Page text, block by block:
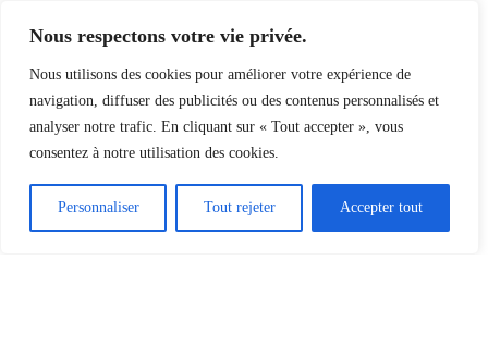
Nous respectons votre vie privée.
Nous utilisons des cookies pour améliorer votre expérience de
navigation, diffuser des publicités ou des contenus personnalisés et
analyser notre trafic. En cliquant sur « Tout accepter », vous
consentez à notre utilisation des cookies.
Personnaliser Tout rejeter Accepter tout
High-Tech
Fabriqué en France
©2025 Jemapub – Tous droits réservés